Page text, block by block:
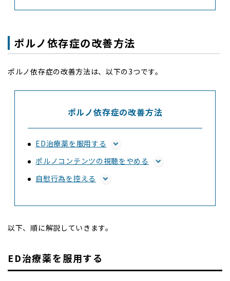
ポルノ依存症の改善方法
ポルノ依存症の改善方法は、以下の3つです。
ポルノ依存症の改善方法
ED治療薬を服用する
ポルノコンテンツの視聴をやめる
自慰行為を控える
以下、順に解説していきます。
ED治療薬を服用する